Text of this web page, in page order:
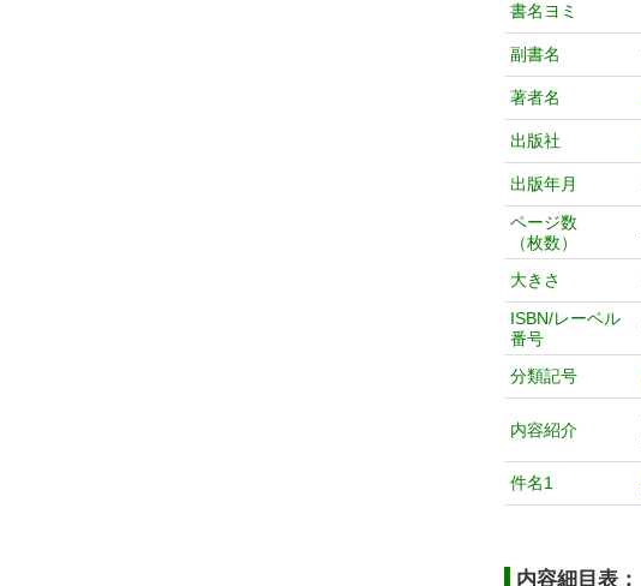
書名ヨミ
副書名
著者名
出版社
出版年月
ページ数
（枚数）
大きさ
ISBN/レーベル
番号
分類記号
内容紹介
件名1
内容細目表：